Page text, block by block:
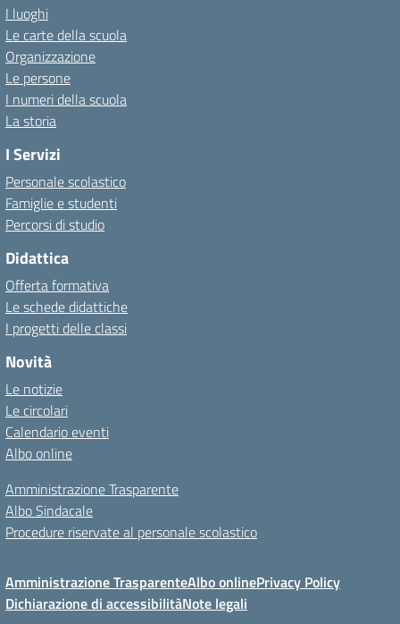
I luoghi
Le carte della scuola
Organizzazione
Le persone
I numeri della scuola
La storia
I Servizi
Personale scolastico
Famiglie e studenti
Percorsi di studio
Didattica
Offerta formativa
Le schede didattiche
I progetti delle classi
Novità
Le notizie
Le circolari
Calendario eventi
Albo online
Amministrazione Trasparente
Albo Sindacale
Procedure riservate al personale scolastico
Amministrazione TrasparenteAlbo onlinePrivacy Policy
Dichiarazione di accessibilitàNote legali